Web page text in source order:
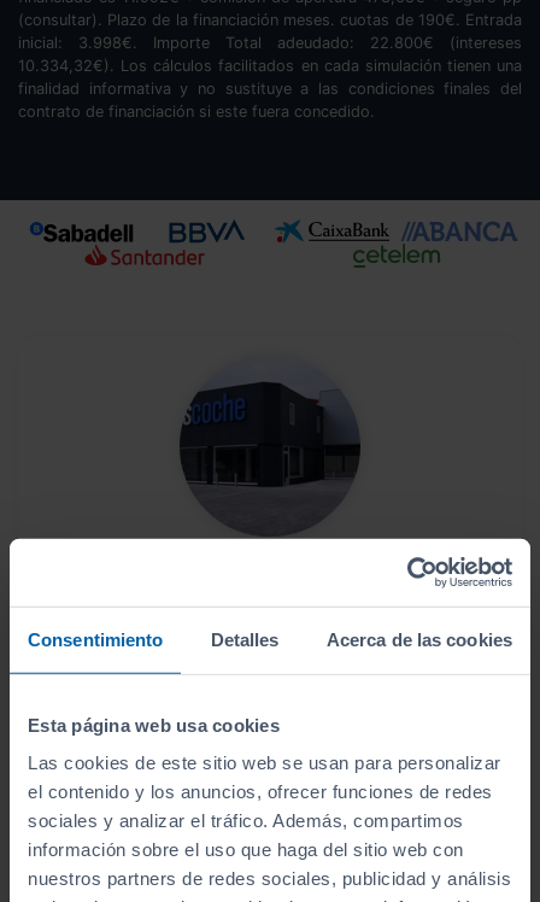
Consentimiento Detalles Acerca de las cookies
Esta página web usa cookies
Las cookies de este sitio web se usan para personalizar
el contenido y los anuncios, ofrecer funciones de redes
sociales y analizar el tráfico. Además, compartimos
información sobre el uso que haga del sitio web con
nuestros partners de redes sociales, publicidad y análisis
(consultar). Plazo de la financiación meses. cuotas de 190€. Entrada
inicial: 3.998€. Importe Total adeudado: 22.800€ (intereses
10.334,32€). Los cálculos facilitados en cada simulación tienen una
finalidad informativa y no sustituye a las condiciones finales del
contrato de financiación si este fuera concedido.
Sibuscascoche Coruña
Ver vehículos del concesionario
¿Estás lejos o no puedes desplazarte?
Pruébalo en cualquiera de nuestras
instalaciones (Ver instalaciones)